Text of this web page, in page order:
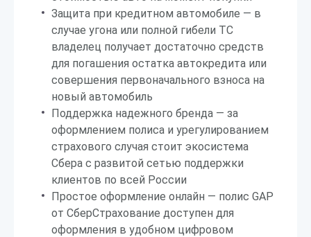
Защита при кредитном автомобиле — в
случае угона или полной гибели ТС
владелец получает достаточно средств
для погашения остатка автокредита или
совершения первоначального взноса на
новый автомобиль
Поддержка надежного бренда — за
оформлением полиса и урегулированием
страхового случая стоит экосистема
Сбера с развитой сетью поддержки
клиентов по всей России
Простое оформление онлайн — полис GAP
от СберСтрахование доступен для
оформления в удобном цифровом